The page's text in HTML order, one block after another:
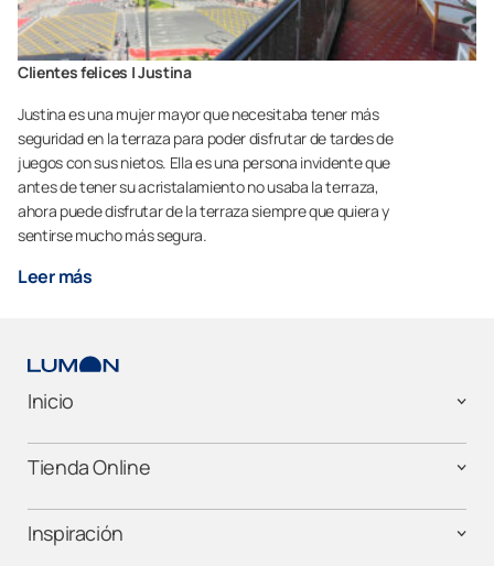
Clientes felices | Justina
Justina es una mujer mayor que necesitaba tener más
seguridad en la terraza para poder disfrutar de tardes de
juegos con sus nietos. Ella es una persona invidente que
antes de tener su acristalamiento no usaba la terraza,
ahora puede disfrutar de la terraza siempre que quiera y
sentirse mucho más segura.
Leer más
Inicio
Tienda Online
Inspiración